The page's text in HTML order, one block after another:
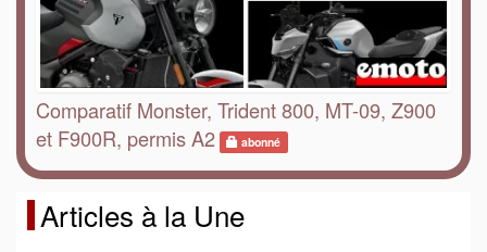
Comparatif Monster, Trident 800, MT-09, Z900
et F900R, permis A2
abonné
Articles à la Une